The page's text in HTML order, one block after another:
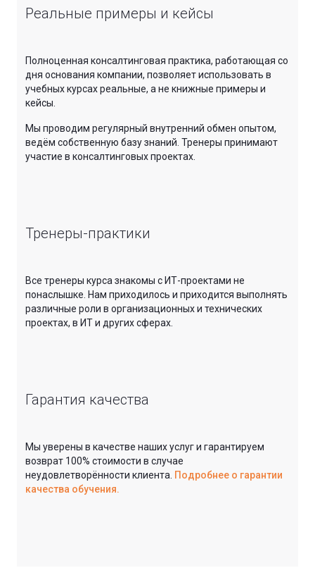
Реальные примеры и кейсы
Полноценная консалтинговая практика, работающая со
дня основания компании, позволяет использовать в
учебных курсах реальные, а не книжные примеры и
кейсы.
Мы проводим регулярный внутренний обмен опытом,
ведём собственную базу знаний. Тренеры принимают
участие в консалтинговых проектах.
Тренеры-практики
Все тренеры курса знакомы с ИТ-проектами не
понаслышке. Нам приходилось и приходится выполнять
различные роли в организационных и технических
проектах, в ИТ и других сферах.
Гарантия качества
Мы уверены в качестве наших услуг и гарантируем
возврат 100% стоимости в случае
неудовлетворённости клиента. Подробнее о гарантии
качества обучения.